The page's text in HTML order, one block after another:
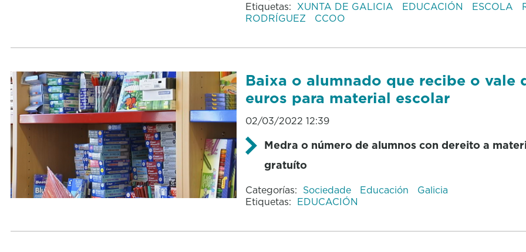
Etiquetas: XUNTA DE GALICIA EDUCACIÓN ESCOLA
RODRÍGUEZ
CCOO
Baixa o alumnado que recibe o vale
euros para material escolar
02/03/2022 12:39
Medra o número de alumnos con dereito a
gratuíto
Categorías: Sociedade Educación
Galicia
Etiquetas: EDUCACIÓN